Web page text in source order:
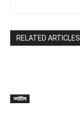
RELATED ARTICLES
ज्योतिष